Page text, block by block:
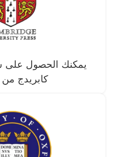
يمكنك الحصول على
كابريدج من